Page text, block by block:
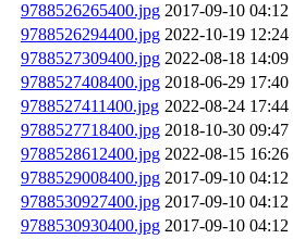
9788526265400.jpg 2017-09-10 04:12
9788526294400.jpg 2022-10-19 12:24
9788527309400.jpg 2022-08-18 14:09
9788527408400.jpg 2018-06-29 17:40
9788527411400.jpg 2022-08-24 17:44
9788527718400.jpg 2018-10-30 09:47
9788528612400.jpg 2022-08-15 16:26
9788529008400.jpg 2017-09-10 04:12
9788530927400.jpg 2017-09-10 04:12
9788530930400.jpg 2017-09-10 04:12